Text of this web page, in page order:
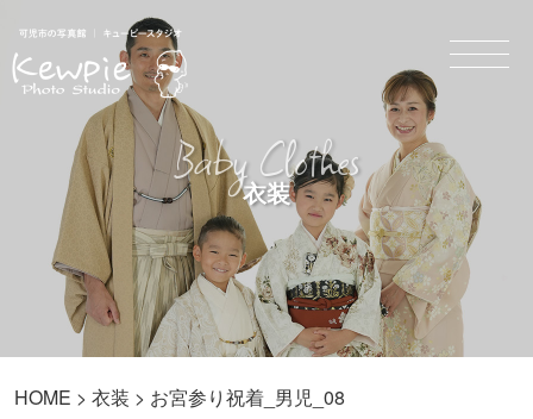
Baby Clothes
衣装
HOME > 衣装 > お宮参り祝着_男児_08